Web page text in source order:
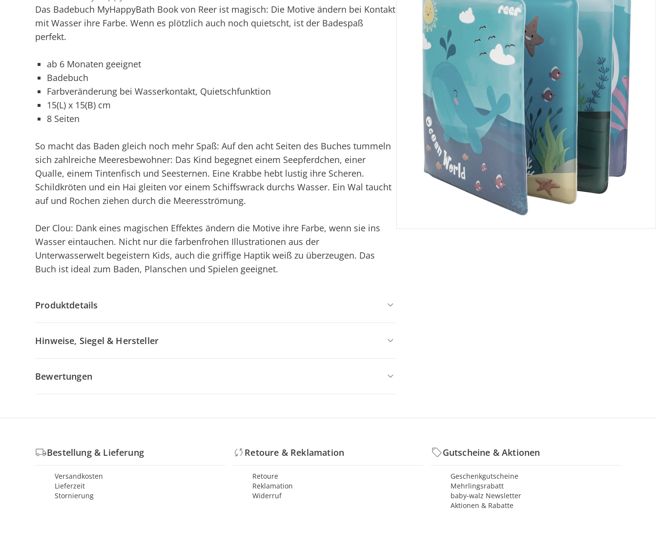
Das Badebuch MyHappyBath Book von Reer ist magisch: Die Motive ändern bei Kontakt
mit Wasser ihre Farbe. Wenn es plötzlich auch noch quietscht, ist der Badespaß
perfekt.
ab 6 Monaten geeignet
Badebuch
Farbveränderung bei Wasserkontakt, Quietschfunktion
15(L) x 15(B) cm
8 Seiten
So macht das Baden gleich noch mehr Spaß: Auf den acht Seiten des Buches tummeln
sich zahlreiche Meeresbewohner: Das Kind begegnet einem Seepferdchen, einer
Qualle, einem Tintenfisch und Seesternen. Eine Krabbe hebt lustig ihre Scheren.
Schildkröten und ein Hai gleiten vor einem Schiffswrack durchs Wasser. Ein Wal taucht
auf und Rochen ziehen durch die Meeresströmung.
Der Clou: Dank eines magischen Effektes ändern die Motive ihre Farbe, wenn sie ins
Wasser eintauchen. Nicht nur die farbenfrohen Illustrationen aus der
Unterwasserwelt begeistern Kids, auch die griffige Haptik weiß zu überzeugen. Das
Buch ist ideal zum Baden, Planschen und Spielen geeignet.
Produktdetails
Hinweise, Siegel & Hersteller
Bewertungen
Bestellung & Lieferung
Versandkosten
Lieferzeit
Stornierung
Retoure & Reklamation
Retoure
Reklamation
Widerruf
Gutscheine & Aktionen
Geschenkgutscheine
Mehrlingsrabatt
baby-walz Newsletter
Aktionen & Rabatte